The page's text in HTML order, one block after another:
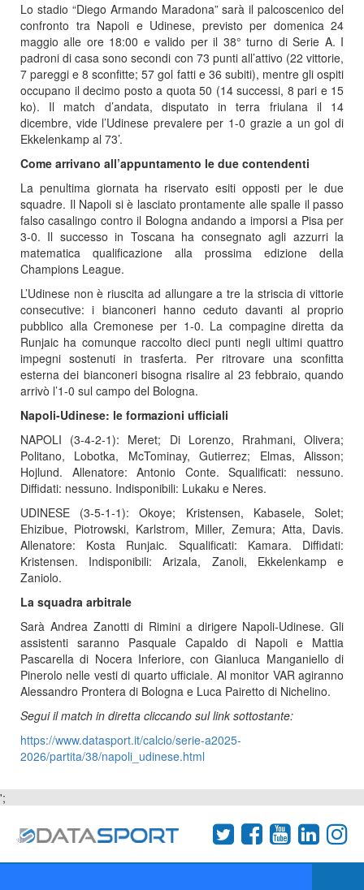
Lo stadio “Diego Armando Maradona” sarà il palcoscenico del
confronto tra Napoli e Udinese, previsto per domenica 24
maggio alle ore 18:00 e valido per il 38° turno di Serie A. I
padroni di casa sono secondi con 73 punti all’attivo (22 vittorie,
7 pareggi e 8 sconfitte; 57 gol fatti e 36 subiti), mentre gli ospiti
occupano il decimo posto a quota 50 (14 successi, 8 pari e 15
ko). Il match d’andata, disputato in terra friulana il 14
dicembre, vide l’Udinese prevalere per 1-0 grazie a un gol di
Ekkelenkamp al 73’.
Come arrivano all’appuntamento le due contendenti
La penultima giornata ha riservato esiti opposti per le due
squadre. Il Napoli si è lasciato prontamente alle spalle il passo
falso casalingo contro il Bologna andando a imporsi a Pisa per
3-0. Il successo in Toscana ha consegnato agli azzurri la
matematica qualificazione alla prossima edizione della
Champions League.
L’Udinese non è riuscita ad allungare a tre la striscia di vittorie
consecutive: i bianconeri hanno ceduto davanti al proprio
pubblico alla Cremonese per 1-0. La compagine diretta da
Runjaic ha comunque raccolto dieci punti negli ultimi quattro
impegni sostenuti in trasferta. Per ritrovare una sconfitta
esterna dei bianconeri bisogna risalire al 23 febbraio, quando
arrivò l’1-0 sul campo del Bologna.
Napoli-Udinese: le formazioni ufficiali
NAPOLI (3-4-2-1): Meret; Di Lorenzo, Rrahmani, Olivera;
Politano, Lobotka, McTominay, Gutierrez; Elmas, Alisson;
Hojlund. Allenatore: Antonio Conte. Squalificati: nessuno.
Diffidati: nessuno. Indisponibili: Lukaku e Neres.
UDINESE (3-5-1-1): Okoye; Kristensen, Kabasele, Solet;
Ehizibue, Piotrowski, Karlstrom, Miller, Zemura; Atta, Davis.
Allenatore: Kosta Runjaic. Squalificati: Kamara. Diffidati:
Kristensen. Indisponibili: Arizala, Zanoli, Ekkelenkamp e
Zaniolo.
La squadra arbitrale
Sarà Andrea Zanotti di Rimini a dirigere Napoli-Udinese. Gli
assistenti saranno Pasquale Capaldo di Napoli e Mattia
Pascarella di Nocera Inferiore, con Gianluca Manganiello di
Pinerolo nelle vesti di quarto ufficiale. Al monitor VAR agiranno
Alessandro Prontera di Bologna e Luca Pairetto di Nichelino.
Segui il match in diretta cliccando sul link sottostante:
https://www.datasport.it/calcio/serie-a2025-
2026/partita/38/napoli_udinese.html
';